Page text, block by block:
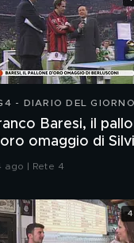
- DIARIO DEL GIORNO
Baresi, il
omaggio di
ago | Rete 4
4